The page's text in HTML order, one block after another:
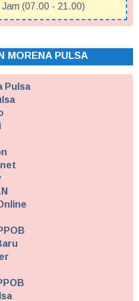
(07.00 - 21.00)
MORENA PULSA
Pulsa